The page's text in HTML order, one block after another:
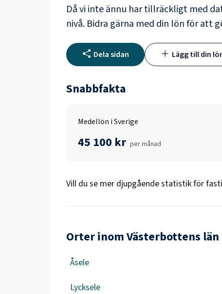
Då vi inte ännu har tillräckligt med
nivå. Bidra gärna med din lön för att
Dela sidan Lägg till din
Snabbfakta
Medellön i Sverige
45 100 kr per månad
Vill du se mer djupgående statistik för
Orter inom Västerbottens län
Åsele
Lycksele